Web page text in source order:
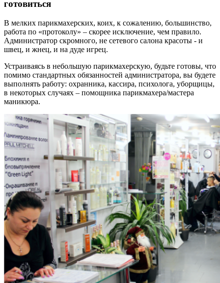
готовиться
В мелких парикмахерских, коих, к сожалению, большинство,
работа по «протоколу» – скорее исключение, чем правило.
Администратор скромного, не сетевого салона красоты - и
швец, и жнец, и на дуде игрец.
Устраиваясь в небольшую парикмахерскую, будьте готовы, что
помимо стандартных обязанностей администратора, вы будете
выполнять работу: охранника, кассира, психолога, уборщицы,
в некоторых случаях – помощника парикмахера/мастера
маникюра.